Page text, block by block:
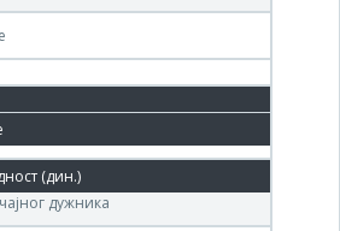
шећера Димитрије
дужника